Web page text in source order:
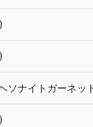
ソナイトガーネッ